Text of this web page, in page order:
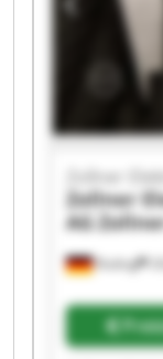
Roding
Zollner
Zollner
AG